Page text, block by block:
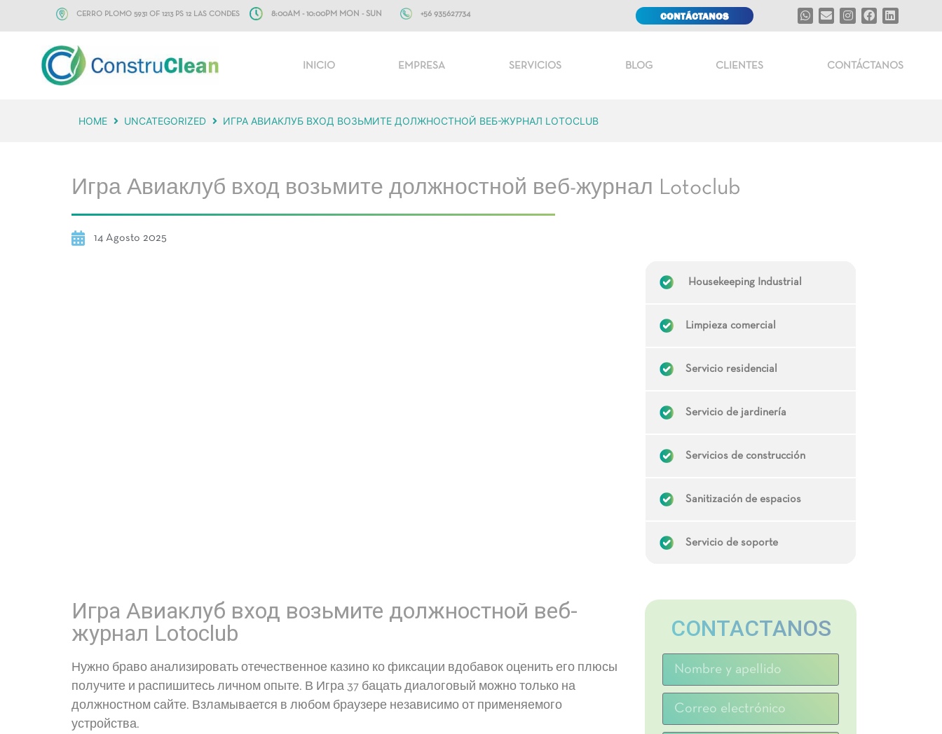
CERRO PLOMO 5931 OF 1213 PS 12 LAS CONDES 8:00AM - 10:00PM MON - SUN +56 935627734 CONTÁCTANOS
INICIO EMPRESA SERVICIOS BLOG CLIENTES CONTÁCTANOS
HOME UNCATEGORIZED ИГРА АВИАКЛУБ ВХОД ВОЗЬМИТЕ ДОЛЖНОСТНОЙ ВЕБ-ЖУРНАЛ LOTOCLUB
Игра Авиаклуб вход возьмите должностной веб-журнал Lotoclub
14 Agosto 2025
Housekeeping Industrial
Limpieza comercial
Servicio residencial
Servicio de jardinería
Servicios de construcción
Sanitización de espacios
Servicio de soporte
Игра Авиаклуб вход возьмите должностной веб-
журнал Lotoclub
Нужно браво анализировать отечественное казино ко фиксации вдобавок оценить его плюсы
получите и распишитесь личном опыте. В Игра 37 бацать диалоговый можно только на
должностном сайте. Взламывается в любом браузере независимо от применяемого
устройства.
CONTACTANOS